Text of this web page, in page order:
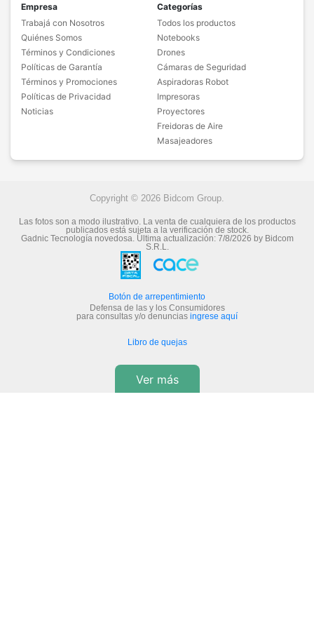
Empresa
Trabajá con Nosotros
Quiénes Somos
Términos y Condiciones
Políticas de Garantía
Términos y Promociones
Políticas de Privacidad
Noticias
Categorías
Todos los productos
Notebooks
Drones
Cámaras de Seguridad
Aspiradoras Robot
Impresoras
Proyectores
Freidoras de Aire
Masajeadores
Copyright © 2026 Bidcom Group.
Las fotos son a modo ilustrativo. La venta de cualquiera de los productos
publicados está sujeta a la verificación de stock.
Gadnic Tecnología novedosa.Última actualización: 7/8/2026 by Bidcom
S.R.L.
Botón de arrepentimiento
Defensa de las y los Consumidores
para consultas y/o denuncias ingrese aquí
Libro de quejas
Ver más